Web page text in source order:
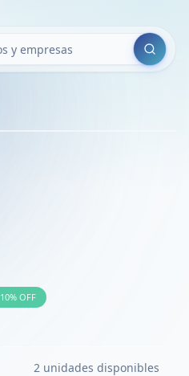
Buscar
10% OFF
2 unidades disponibles